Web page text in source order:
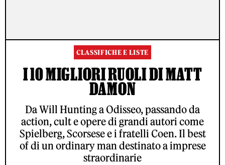
CLASSIFICHE E LISTE
I 10 MIGLIORI RUOLI DI MATT
DAMON
Da Will Hunting a Odisseo, passando da
action, cult e opere di grandi autori come
Spielberg, Scorsese e i fratelli Coen. Il best
of di un ordinary man destinato a imprese
straordinarie